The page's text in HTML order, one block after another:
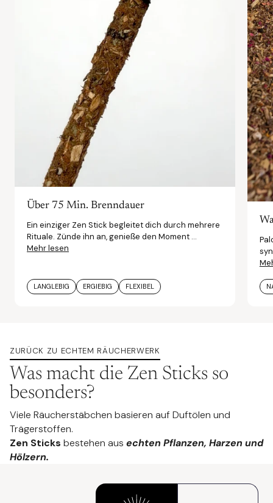
Über 75 Min. Brenndauer
Ein einziger Zen Stick begleitet dich durch mehrere
Rituale. Zünde ihn an, genieße den Moment ...
Mehr lesen
LANGLEBIG ERGIEBIG FLEXIBEL
ZURÜCK ZU ECHTEM RÄUCHERWERK
Was macht die Zen Sticks so
besonders?
Viele Räucherstäbchen basieren auf Duftölen und
Trägerstoffen.
Zen Sticks bestehen aus echten Pflanzen, Harzen und
Hölzern.